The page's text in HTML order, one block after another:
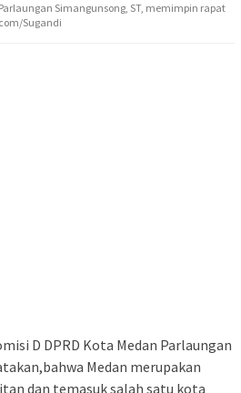
Simangunsong, ST, memimpin rapat
Sugandi
D DPRD Kota Medan Parlaungan
Medan merupakan
dan temasuk salah satu kota